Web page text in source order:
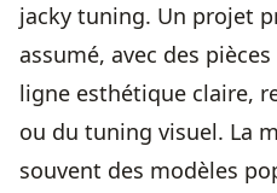
jacky tuning. Un projet
assumé, avec des
ligne esthétique claire,
ou du tuning visuel. La
souvent des modèles